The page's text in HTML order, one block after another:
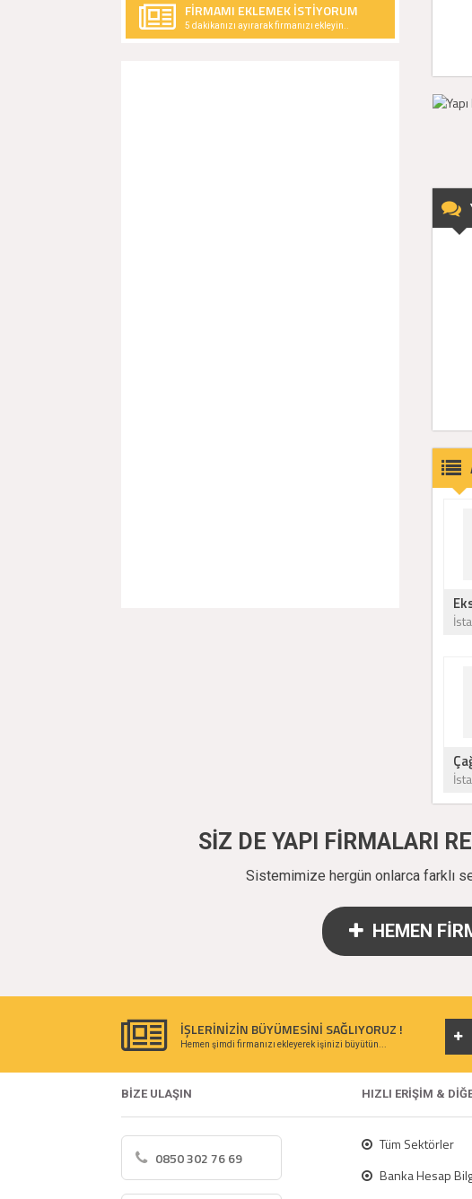
FİRMAMI EKLEMEK İSTİYORUM
5 dakikanızı ayırarak firmanızı ekleyin..
SİZ DE YAPI FİRMALARI
Sistemimize hergün onlarca farklı
HEMEN
İŞLERİNİZİN BÜYÜMESİNİ SAĞLIYORUZ !
Hemen şimdi firmanızı ekleyerek işinizi büyütün...
BİZE ULAŞIN HIZLI ERİŞİM &
0850 302 76 69
Tüm Sektörler
Banka Hesap